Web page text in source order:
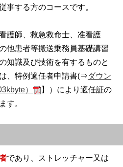
事する方のコースです。
護師、救急救命士、准看護
他患者等搬送乗務員基礎講習
知識及び技術を有するものと
、特例適任者申請書(⇒ダウン
）
】）により適任証の
す。
であり、ストレッチャー又は